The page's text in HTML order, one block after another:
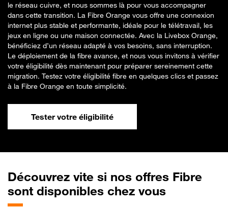
le réseau cuivre, et nous sommes là pour vous accompagner
dans cette transition. La Fibre Orange vous offre une connexion
internet plus stable et performante, idéale pour le télétravail, les
jeux en ligne ou une maison connectée. Avec la Livebox Orange,
bénéficiez d’un réseau adapté à vos besoins, sans interruption.
Le déploiement de la fibre avance, et nous vous invitons à vérifier
votre éligibilité dès maintenant pour préparer sereinement cette
migration. Testez votre éligibilité fibre en quelques clics et passez
à la Fibre Orange en toute simplicité.
Tester votre éligibilité
Découvrez vite si nos offres Fibre
sont disponibles chez vous